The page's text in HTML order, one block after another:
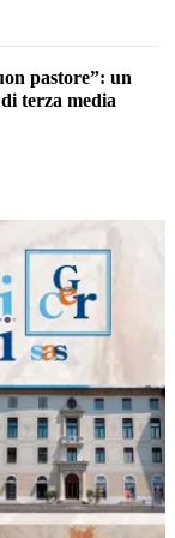
pastore”: un
terza media